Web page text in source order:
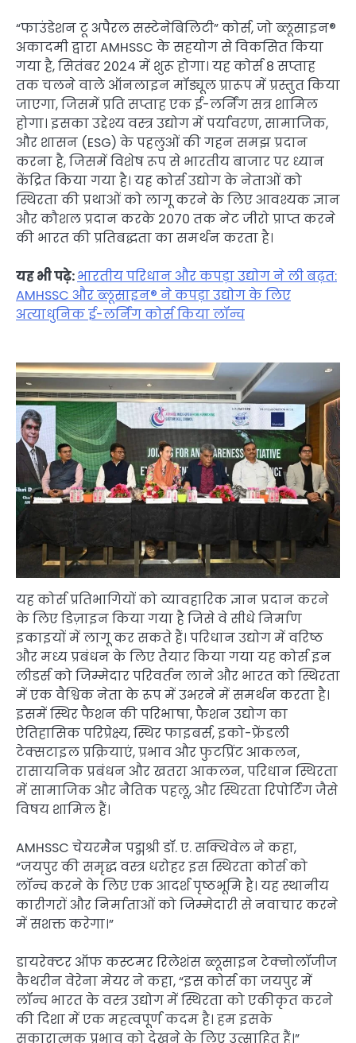
“फाउंडेशन टू अपैरल सस्टेनेबिलिटी” कोर्स, जो ब्लूसाइन®
अकादमी द्वारा AMHSSC के सहयोग से विकसित किया
गया है, सितंबर 2024 में शुरू होगा। यह कोर्स 8 सप्ताह
तक चलने वाले ऑनलाइन मॉड्यूल प्रारूप में प्रस्तुत किया
जाएगा, जिसमें प्रति सप्ताह एक ई-लर्निंग सत्र शामिल
होगा। इसका उद्देश्य वस्त्र उद्योग में पर्यावरण, सामाजिक,
और शासन (ESG) के पहलुओं की गहन समझ प्रदान
करना है, जिसमें विशेष रूप से भारतीय बाजार पर ध्यान
केंद्रित किया गया है। यह कोर्स उद्योग के नेताओं को
स्थिरता की प्रथाओं को लागू करने के लिए आवश्यक ज्ञान
और कौशल प्रदान करके 2070 तक नेट जीरो प्राप्त करने
की भारत की प्रतिबद्धता का समर्थन करता है।
यह भी पढ़े:भारतीय परिधान और कपड़ा उद्योग ने ली बढ़त:
AMHSSC और ब्लूसाइन® ने कपड़ा उद्योग के लिए
अत्याधुनिक ई-लर्निंग कोर्स किया लॉन्च
यह कोर्स प्रतिभागियों को व्यावहारिक ज्ञान प्रदान करने
के लिए डिज़ाइन किया गया है जिसे वे सीधे निर्माण
इकाइयों में लागू कर सकते हैं। परिधान उद्योग में वरिष्ठ
और मध्य प्रबंधन के लिए तैयार किया गया यह कोर्स इन
लीडर्स को जिम्मेदार परिवर्तन लाने और भारत को स्थिरता
में एक वैश्विक नेता के रूप में उभरने में समर्थन करता है।
इसमें स्थिर फैशन की परिभाषा, फैशन उद्योग का
ऐतिहासिक परिप्रेक्ष्य, स्थिर फाइबर्स, इको-फ्रेंडली
टेक्सटाइल प्रक्रियाएं, प्रभाव और फुटप्रिंट आकलन,
रासायनिक प्रबंधन और खतरा आकलन, परिधान स्थिरता
में सामाजिक और नैतिक पहलू, और स्थिरता रिपोर्टिंग जैसे
विषय शामिल हैं।
AMHSSC चेयरमैन पद्मश्री डॉ. ए. सक्थिवेल ने कहा,
“जयपुर की समृद्ध वस्त्र धरोहर इस स्थिरता कोर्स को
लॉन्च करने के लिए एक आदर्श पृष्ठभूमि है। यह स्थानीय
कारीगरों और निर्माताओं को जिम्मेदारी से नवाचार करने
में सशक्त करेगा।”
डायरेक्टर ऑफ कस्टमर रिलेशंस ब्लूसाइन टेक्नोलॉजीज
कैथरीन वेरेना मेयर ने कहा, “इस कोर्स का जयपुर में
लॉन्च भारत के वस्त्र उद्योग में स्थिरता को एकीकृत करने
की दिशा में एक महत्वपूर्ण कदम है। हम इसके
सकारात्मक प्रभाव को देखने के लिए उत्साहित हैं।”